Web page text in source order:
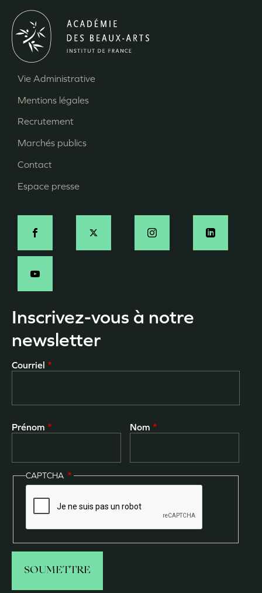
Pied
de
page
Vie Administrative
Mentions légales
Recrutement
Marchés publics
Contact
Espace presse
Social
Inscrivez-vous à notre
newsletter
Courriel
Prénom Nom
CAPTCHA